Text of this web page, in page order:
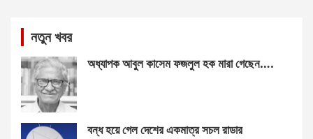
নতুন খবর
অধ্যাপক আবুল কাসেম ফজলুল হক মারা গেছেন….
বন্ধ হয়ে গেল দেশের একমাত্র সচল রাডার